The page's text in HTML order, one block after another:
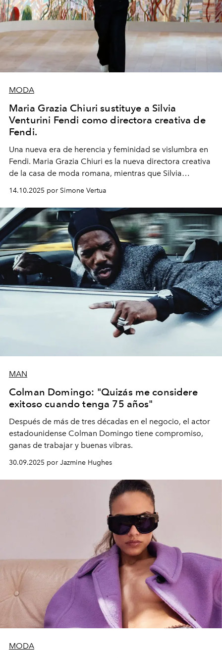
MODA
Maria Grazia Chiuri sustituye a Silvia
Venturini Fendi como directora creativa de
Fendi.
Una nueva era de herencia y feminidad se vislumbra en
Fendi. Maria Grazia Chiuri es la nueva directora creativa
de la casa de moda romana, mientras que Silvia
14.10.2025 por Simone Vertua
MAN
Colman Domingo: "Quizás me considere
exitoso cuando tenga 75 años"
Después de más de tres décadas en el negocio, el actor
estadounidense Colman Domingo tiene compromiso,
ganas de trabajar y buenas vibras.
30.09.2025 por Jazmine Hughes
MODA